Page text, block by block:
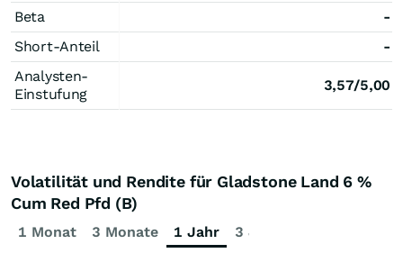
Beta
-
Short-Anteil
-
Analysten-
Einstufung
3,57/5,00
Volatilität und Rendite für Gladstone Land 6 %
Cum Red Pfd (B)
1 Monat 3 Monate 1 Jahr 3 Jahre